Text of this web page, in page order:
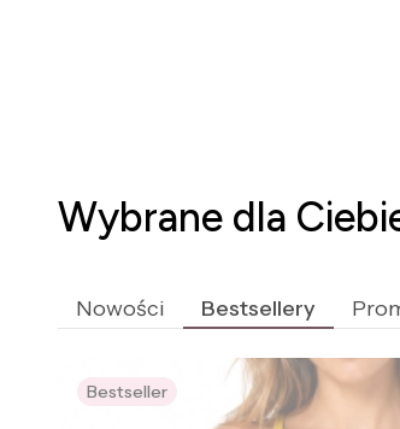
Wybrane dla
Nowości Bestsellery
Bestseller